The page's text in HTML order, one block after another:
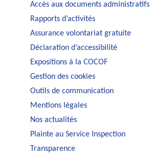
Accès aux documents administratifs
Rapports d’activités
Assurance volontariat gratuite
Déclaration d’accessibilité
Expositions à la COCOF
Gestion des cookies
Outils de communication
Mentions légales
Nos actualités
Plainte au Service Inspection
Transparence